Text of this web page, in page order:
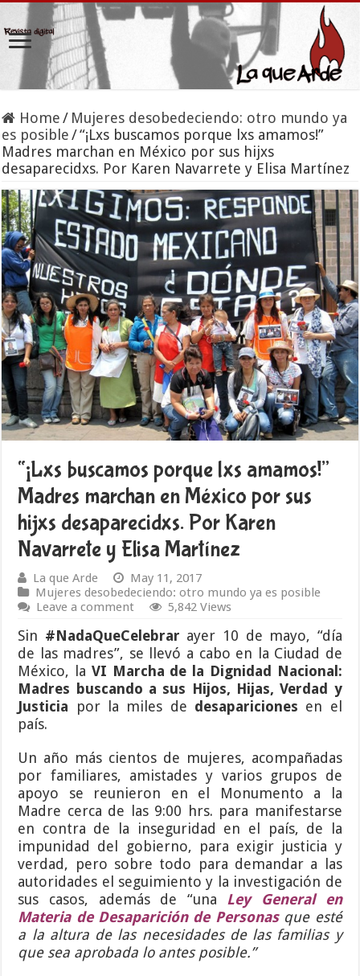
Home / Mujeres desobedeciendo: otro mundo ya
es posible /“¡Lxs buscamos porque lxs amamos!”
Madres marchan en México por sus hijxs
desaparecidxs. Por Karen Navarrete y Elisa Martínez
“¡Lxs buscamos porque lxs amamos!”
Madres marchan en México por sus
hijxs desaparecidxs. Por Karen
Navarrete y Elisa Martínez
La que Arde
May 11, 2017
Mujeres desobedeciendo: otro mundo ya es posible
Leave a comment
5,842 Views
Sin #NadaQueCelebrar ayer 10 de mayo, “día
de las madres”, se llevó a cabo en la Ciudad de
México, la VI Marcha de la Dignidad Nacional:
Madres buscando a sus Hijos, Hijas, Verdad y
Justicia por la miles de desapariciones en el
país.
Un año más cientos de mujeres, acompañadas
por familiares, amistades y varios grupos de
apoyo se reunieron en el Monumento a la
Madre cerca de las 9:00 hrs. para manifestarse
en contra de la inseguridad en el país, de la
impunidad del gobierno, para exigir justicia y
verdad, pero sobre todo para demandar a las
autoridades el seguimiento y la investigación de
sus casos, además de “una Ley General en
Materia de Desaparición de Personasque esté
a la altura de las necesidades de las familias y
que sea aprobada lo antes posible.”